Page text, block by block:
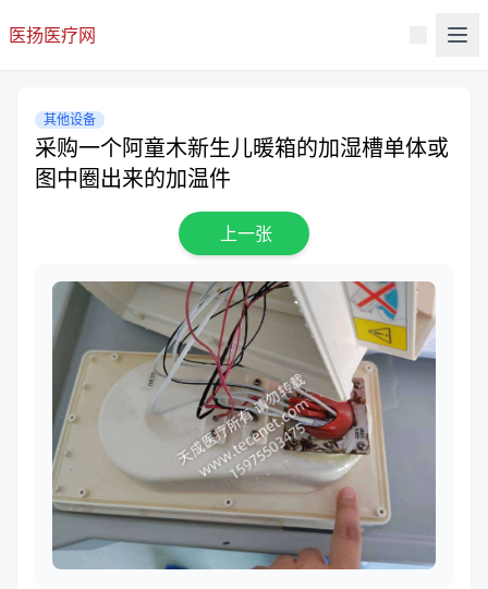
医扬医疗网
其他设备
采购一个阿童木新生儿暖箱的加湿槽单体或
图中圈出来的加温件
上一张